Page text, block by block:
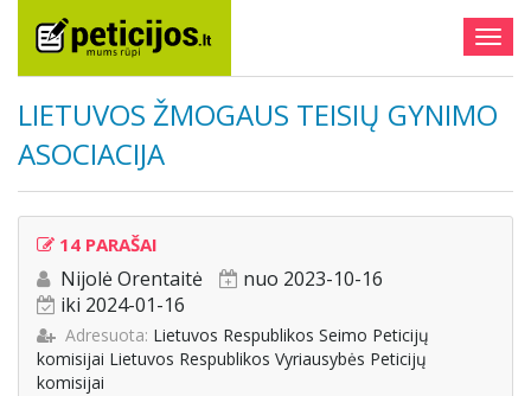
LIETUVOS ŽMOGAUS TEISIŲ GYNIMO
ASOCIACIJA
14 PARAŠAI
Nijolė Orentaitė
nuo 2023-10-16
iki 2024-01-16
Adresuota: Lietuvos Respublikos Seimo Peticijų
komisijai Lietuvos Respublikos Vyriausybės Peticijų
komisijai